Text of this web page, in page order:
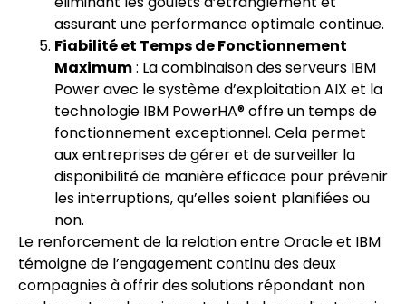
assurant une performance optimale continue.
Fiabilité et Temps de Fonctionnement
Maximum: La combinaison des serveurs IBM
Power avec le système d’exploitation AIX et la
technologie IBM PowerHA® offre un temps de
fonctionnement exceptionnel. Cela permet
aux entreprises de gérer et de surveiller la
disponibilité de manière efficace pour prévenir
les interruptions, qu’elles soient planifiées ou
non.
Le renforcement de la relation entre Oracle et IBM
témoigne de l’engagement continu des deux
compagnies à offrir des solutions répondant non